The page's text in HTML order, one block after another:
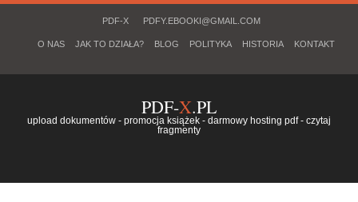
PDF-X PDFY.EBOOKI@GMAIL.COM
O NAS JAK TO DZIAŁA? BLOG POLITYKA HISTORIA KONTAKT
PDF-X.PL
upload dokumentów - promocja książek - darmowy hosting pdf - czytaj
fragmenty